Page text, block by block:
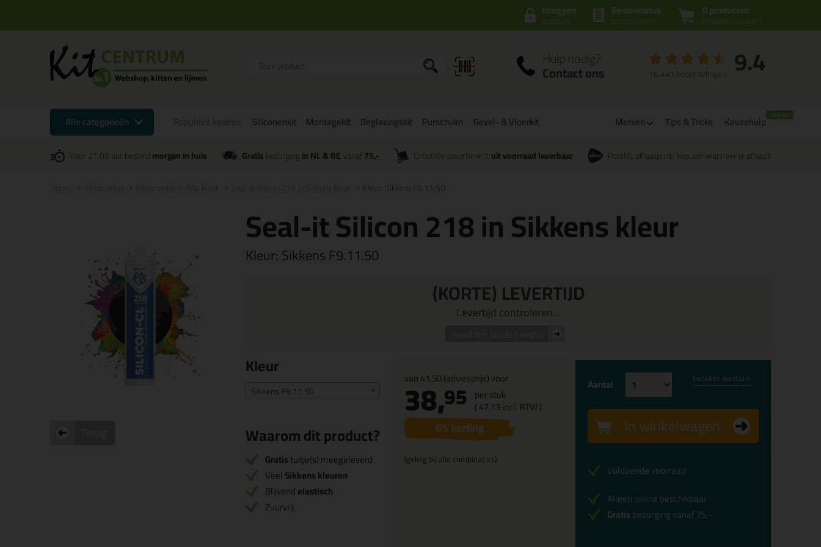
0 producten
in winkelwagen
Bestelstatus
controleren
Inloggen
account
Hulp nodig?
Contact ons 9.4
16.441 beoordelingen
Alle categorieën Siliconenkit Montagekit Beglazingskit Purschuim Gevel- & Vloerkit Merken Tips & Tricks Keuzehulp
Voor 21:00 uur besteldmorgen in huis Gratisbezorgingin NL & BEvanaf 75,- Grootste assortiment uit voorraad leverbaar PostNL afhaalpunt: kies zelf wanneer je afhaalt
Kleur: Sikkens F9.11.50
Seal-it Silicon 218 in Sikkens kleur
Kleur:Sikkens F9.11.50
(KORTE) LEVERTIJD
Levertijd controleren...
Kleur
Sikkens F9.11.50
Waarom dit product?
Gratistuitje(s) meegeleverd
Veel Sikkens kleuren
Blijvendelastisch
Zuurvrij
van41,50(adviesprijs) voor
38,95 per stuk
(47,13incl. BTW )
6% korting
(geldig bij alle combinaties)
Aantal bereken aantal >
In winkelwagen
Voldoende voorraad
Alleen online beschikbaar
Gratisbezorging vanaf 75,-